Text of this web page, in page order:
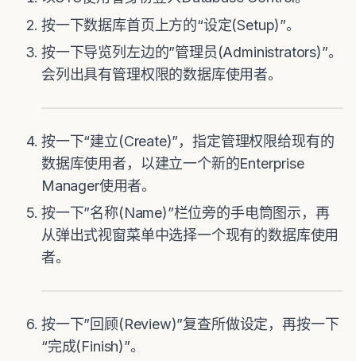
按一下数据库首页上方的“设定(Setup)”。
按一下导览列左边的”管理员(Administrators)”。
会列出具有管理权限的数据库使用者。
按一下“建立(Create)”，指定管理权限给现有的
数据库使用者，以建立一个新的Enterprise
Manager使用者。
按一下”名称(Name)”栏位旁的手电筒图示，再
从弹出式视窗菜单中选择一个现有的数据库使用
者。
按一下”回顾(Review)”复查所做设定，再按一下
“完成(Finish)”。